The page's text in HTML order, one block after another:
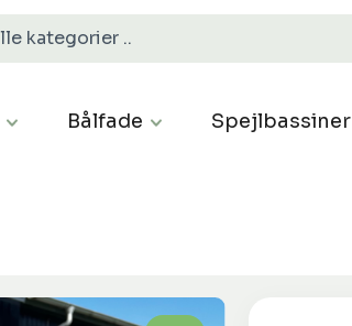
Bålfade Spejlbassiner